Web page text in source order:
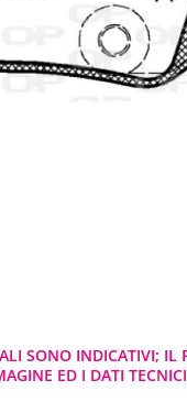
SONO INDICATIVI; IL
ED I DATI